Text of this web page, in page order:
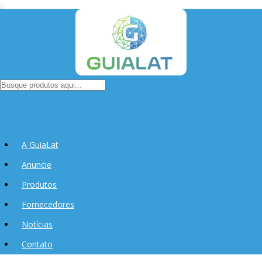
A GuiaLat
Anuncie
Produtos
Fornecedores
Notícias
Contato